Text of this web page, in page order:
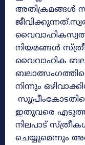
അതിക്രമങ്ങൾ
നിയമങ്ങൾ
വൈവാഹിക
നിന്നും
ഇതുവരെ
നിലപാട്
ചെയ്യുമെന്നും